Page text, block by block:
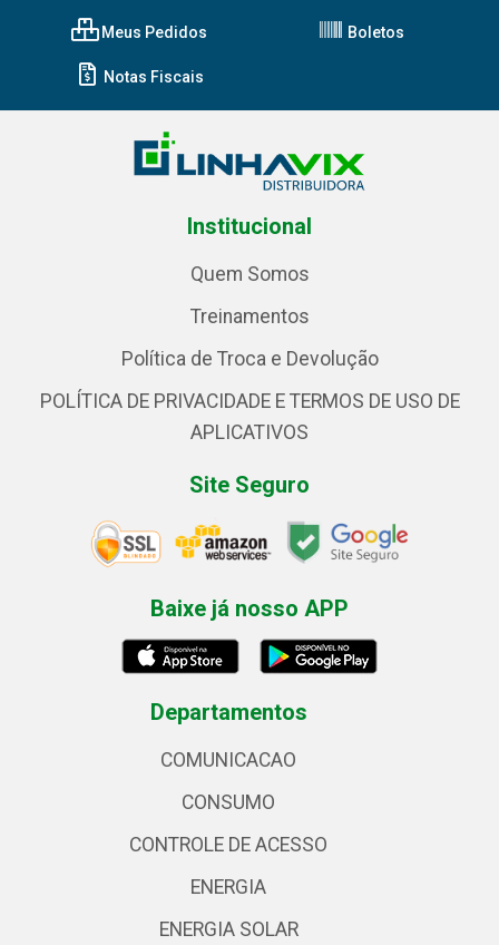
Meus Pedidos Boletos
Notas Fiscais
Institucional
Quem Somos
Treinamentos
Política de Troca e Devolução
POLÍTICA DE PRIVACIDADE E TERMOS DE USO DE
APLICATIVOS
Site Seguro
Baixe já nosso APP
Departamentos
COMUNICACAO
CONSUMO
CONTROLE DE ACESSO
ENERGIA
ENERGIA SOLAR